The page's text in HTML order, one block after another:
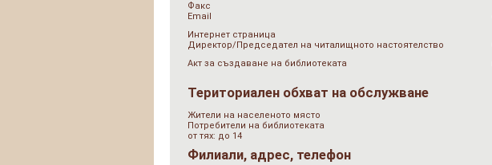
Факс
Email
Интернет страница
Директор/Председател на читалищното настоятелство
Акт за създаване на библиотеката
Териториален обхват на обслужване
Жители на населеното място
Потребители на библиотеката
от тях: до 14
Филиали, адрес, телефон